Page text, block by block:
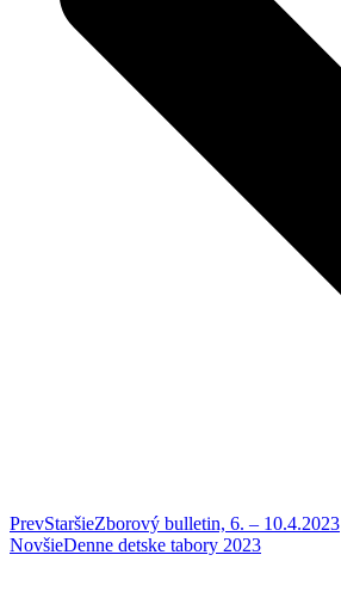
PrevStaršieZborový bulletin, 6. – 10.4.2023
NovšieDenne detske tabory 2023